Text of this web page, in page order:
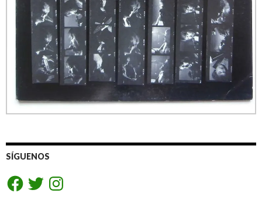
SÍGUENOS
FacebookTwitterInstagram